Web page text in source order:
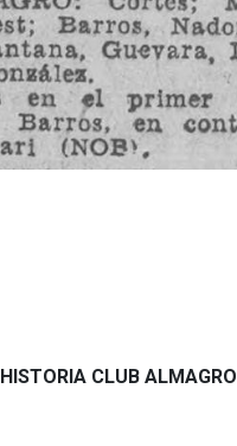
HISTORIA CLUB ALMAGRO